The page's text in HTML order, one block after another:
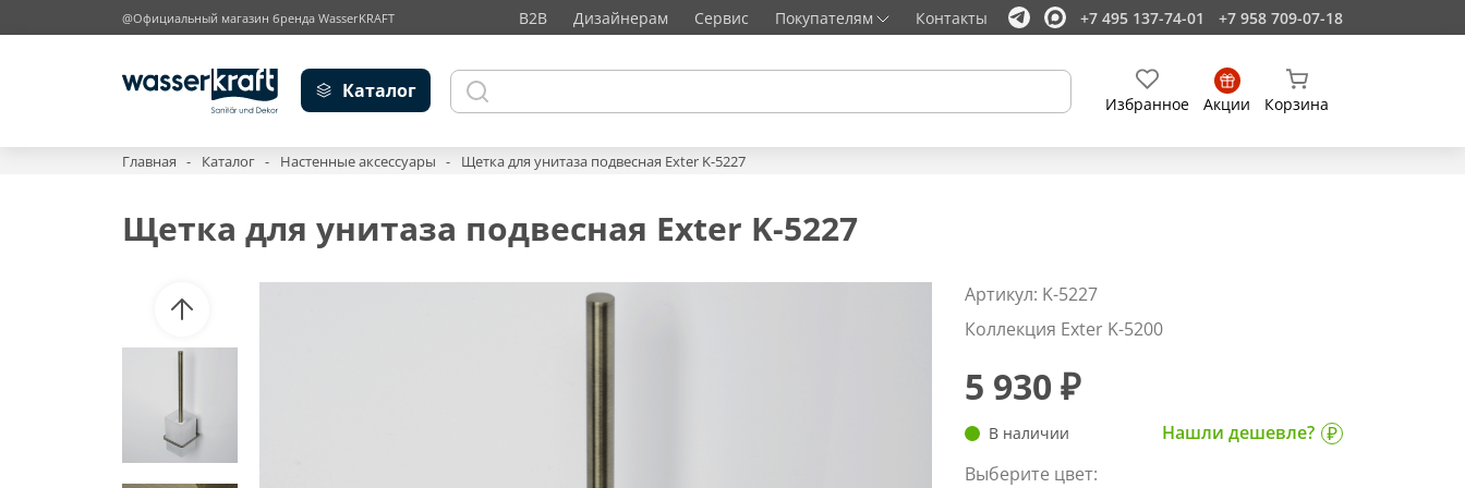
@Официальный магазин бренда WasserKRAFT B2B Дизайнерам Сервис Покупателям Контакты +7 495 137-74-01 +7 958 709-07-18
Каталог
Избранное Акции Корзина
Главная Каталог Настенные аксессуары Щетка для унитаза подвесная Exter K-5227
Щетка для унитаза подвесная Exter K-5227
Артикул: K-5227
Коллекция Exter K-5200
5 930 ₽
В наличии
Нашли дешевле?
Выберите цвет: